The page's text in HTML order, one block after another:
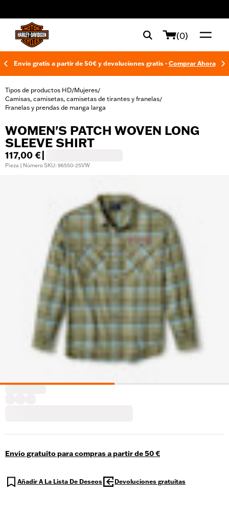
(0)
Envío gratis a partir de 50€ y devoluciones gratis - Comprar Ahora
Tipos de productos HD/Mujeres/
Camisas, camisetas, camisetas de tirantes y franelas/
Franelas y prendas de manga larga
WOMEN'S PATCH WOVEN LONG
SLEEVE SHIRT
117,00 €
Pieza | Número SKU: 96550-25VW
Envío gratuito para compras a partir de 50 €
Añadir A La Lista De Deseos Devoluciones gratuitas